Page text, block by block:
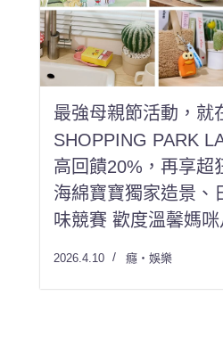
最強母親節活動，就
SHOPPING PARK
高回饋20%，再享超
海綿寶寶獨家造景、
味競賽 歡度溫馨媽咪
2026.4.10 癮・娛樂